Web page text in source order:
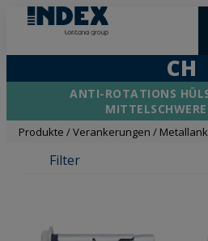
CH
ANTI-ROTATIONS
Produkte /Verankerungen /
Filter